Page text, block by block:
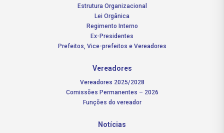
Estrutura Organizacional
Lei Orgânica
Regimento Interno
Ex-Presidentes
Prefeitos, Vice-prefeitos e Vereadores
Vereadores
Vereadores 2025/2028
Comissões Permanentes – 2026
Funções do vereador
Notícias